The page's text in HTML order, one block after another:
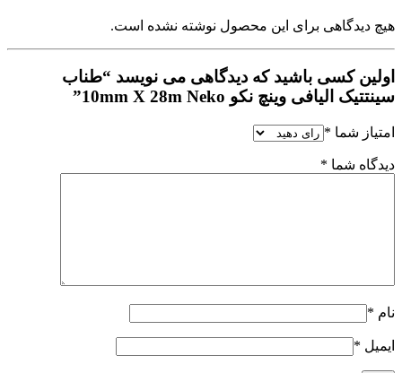
هیچ دیدگاهی برای این محصول نوشته نشده است.
اولین کسی باشید که دیدگاهی می نویسد “طناب
سینتتیک الیافی وینچ نکو 10mm X 28m Neko”
امتیاز شما *
دیدگاه شما *
نام *
ایمیل *